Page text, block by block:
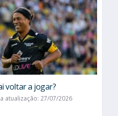
voltar a jogar?
atualização: 27/07/2026